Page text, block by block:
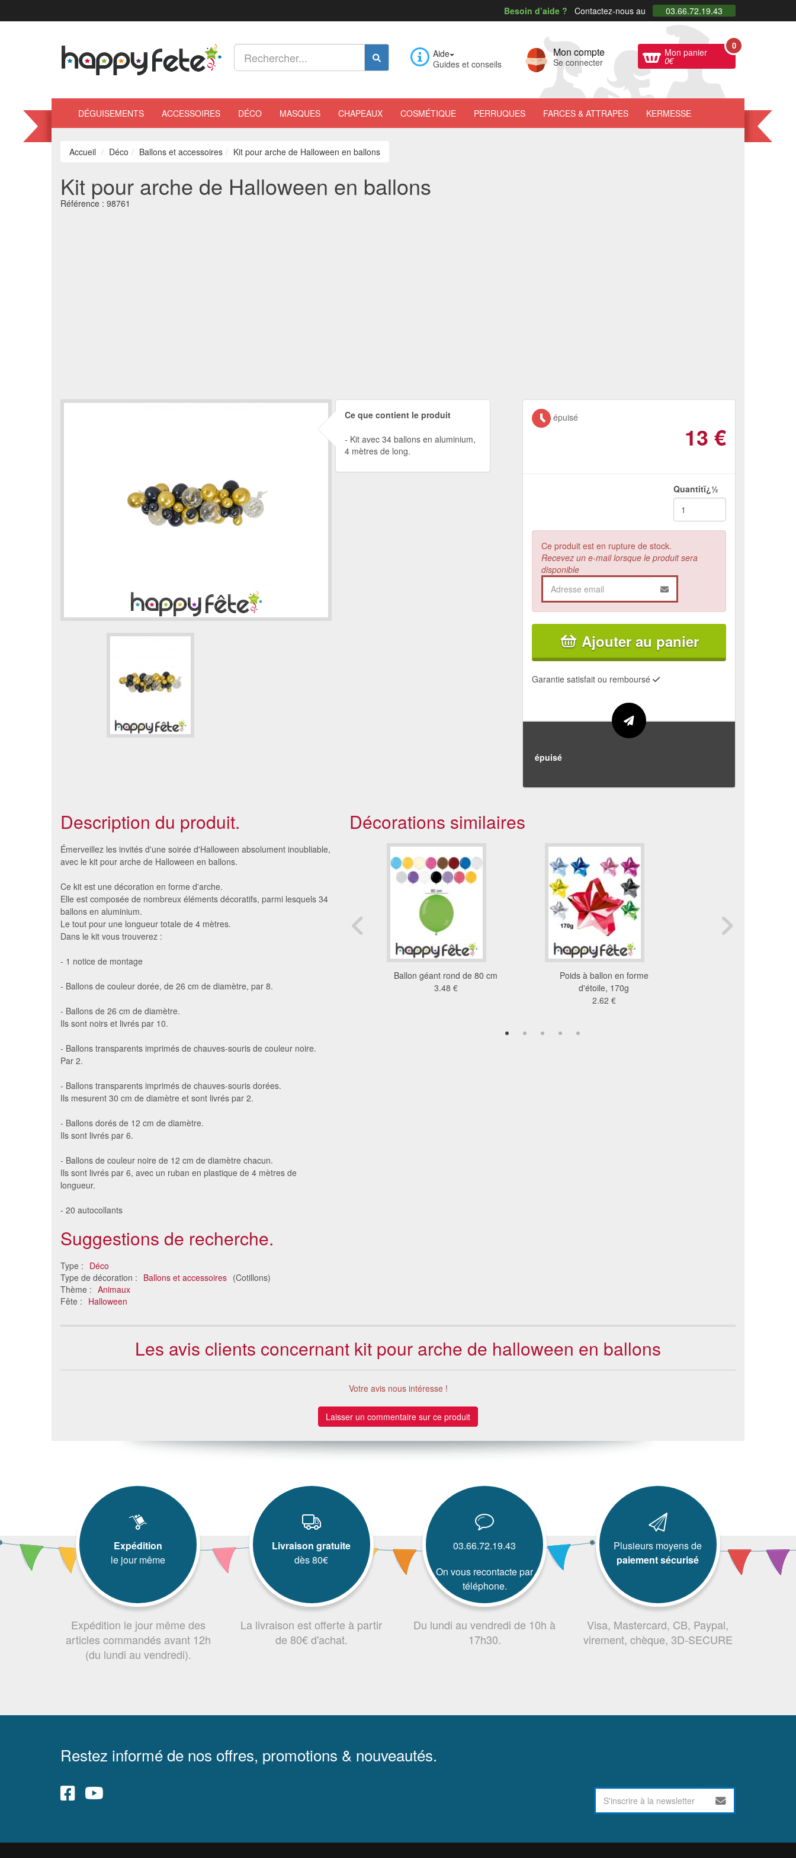
Besoin d’aide ? Contactez-nous au 03.66.72.19.43
Aide
Guides et conseils
Mon compte
Se connecter
Mon panier
0€
0
DÉGUISEMENTS ACCESSOIRES DÉCO MASQUES CHAPEAUX COSMÉTIQUE PERRUQUES FARCES & ATTRAPES KERMESSE
Accueil Déco Ballons et accessoires Kit pour arche de Halloween en ballons
Kit pour arche de Halloween en ballons
Référence : 98761
Ce que contient le produit
Kit avec 34 ballons en aluminium,
4 mètres de long.
épuisé
13 €
Quantitï¿½
Ce produit est en rupture de stock.
Recevez un e-mail lorsque le produit sera
disponible
Ajouter au panier
Garantie satisfait ou remboursé
épuisé
Description du produit.
Émerveillez les invités d'une soirée d'Halloween absolument inoubliable,
avec le kit pour arche de Halloween en ballons.
Ce kit est une décoration en forme d'arche.
Elle est composée de nombreux éléments décoratifs, parmi lesquels 34
ballons en aluminium.
Le tout pour une longueur totale de 4 mètres.
Dans le kit vous trouverez :
- 1 notice de montage
- Ballons de couleur dorée, de 26 cm de diamètre, par 8.
- Ballons de 26 cm de diamètre.
Ils sont noirs et livrés par 10.
- Ballons transparents imprimés de chauves-souris de couleur noire.
Par 2.
- Ballons transparents imprimés de chauves-souris dorées.
Ils mesurent 30 cm de diamètre et sont livrés par 2.
- Ballons dorés de 12 cm de diamètre.
Ils sont livrés par 6.
- Ballons de couleur noire de 12 cm de diamètre chacun.
Ils sont livrés par 6, avec un ruban en plastique de 4 mètres de
longueur.
- 20 autocollants
Suggestions de recherche.
Type : Déco
Type de décoration : Ballons et accessoires (Cotillons)
Thème : Animaux
Fête : Halloween
Décorations similaires
diamètre
Ballon géant rond de 80 cm
3.48 €
Poids à ballon en forme
d'étoile, 170g
2.62 €
Les avis clients concernant kit pour arche de halloween en ballons
Votre avis nous intéresse !
Laisser un commentaire sur ce produit
Expédition
le jour même
Expédition le jour même des
articles commandés avant 12h
(du lundi au vendredi).
Livraison gratuite
dès 80€
La livraison est offerte à partir
de 80€ d'achat.
03.66.72.19.43
On vous recontacte par
téléphone.
Du lundi au vendredi de 10h à
17h30.
Plusieurs moyens de
paiement sécurisé
Visa, Mastercard, CB, Paypal,
virement, chèque, 3D-SECURE
Restez informé de nos offres, promotions & nouveautés.